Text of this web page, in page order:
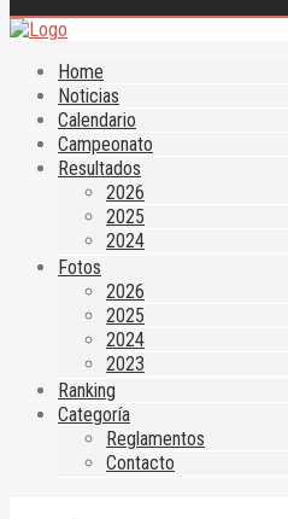
Home
Noticias
Calendario
Campeonato
Resultados
2026
2025
2024
Fotos
2026
2025
2024
2023
Ranking
Categoría
Reglamentos
Contacto